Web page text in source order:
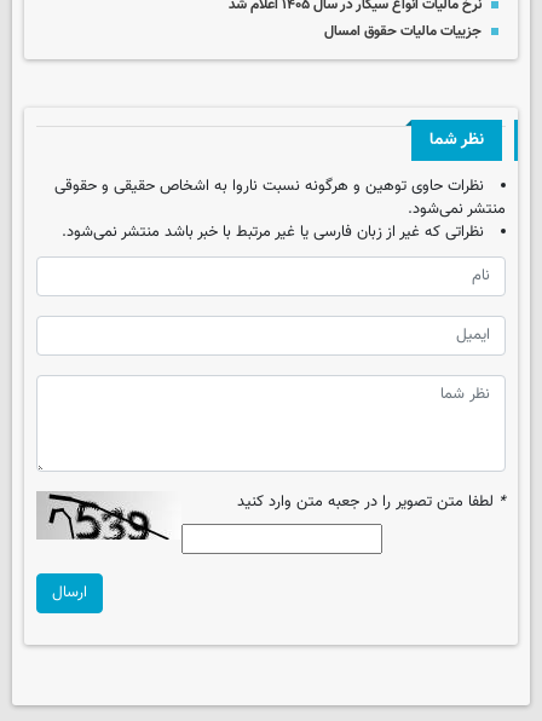
نرخ مالیات انواع سیگار در سال ۱۴۰۵ اعلام شد
جزییات مالیات حقوق امسال
نظر شما
نظرات حاوی توهین و هرگونه نسبت ناروا به اشخاص حقیقی و حقوقی
منتشر نمی‌شود.
نظراتی که غیر از زبان فارسی یا غیر مرتبط با خبر باشد منتشر نمی‌شود.
* لطفا متن تصویر را در جعبه متن وارد کنید
ارسال